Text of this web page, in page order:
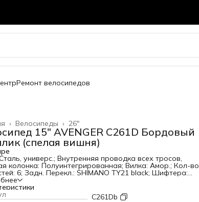
Ремонт велосипедов
26"
Велосипеды ›
›
15" AVENGER C261D Бордовый
(спелая вишня)
универс.; Внутренняя проводка всех тросов,
колонка: Полуинтегрированная; Вилка: Амор.; Кол-во
6; Задн. Перекл.: SHIMANO TY21 black; Шифтера:
Тормоза:Диск.мех.; Обода: двойные алюм.;
26х2,125; Дополнительно: Крылья, Подножка
C261Db